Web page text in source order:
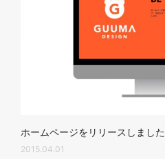
ホームページをリリースしました
2015.04.01